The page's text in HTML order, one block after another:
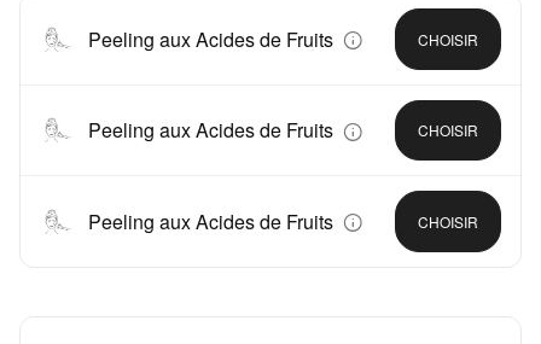
Peeling aux Acides de Fruits CHOISIR
Peeling aux Acides de Fruits CHOISIR
Peeling aux Acides de Fruits CHOISIR